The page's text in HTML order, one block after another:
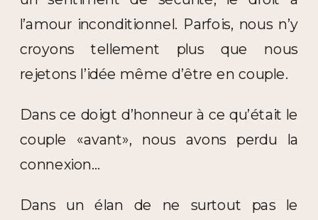
l’amour inconditionnel. Parfois, nous n’y
croyons tellement plus que nous
rejetons l’idée même d’être en couple.
Dans ce doigt d’honneur à ce qu’était le
couple «avant», nous avons perdu la
connexion…
Dans un élan de ne surtout pas le